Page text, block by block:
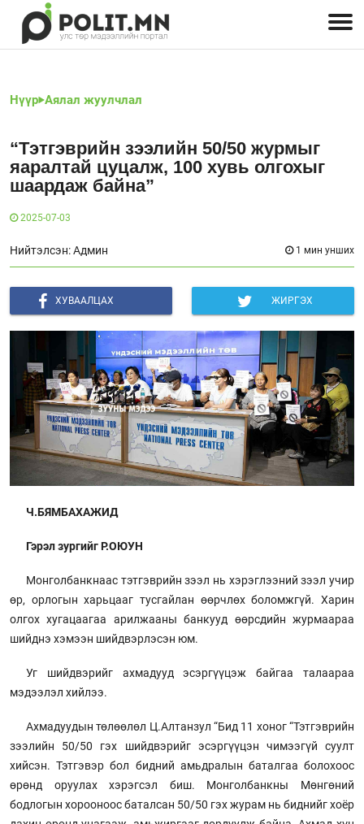
Нүүр Аялал жуулчлал
“Тэтгэврийн зээлийн 50/50 журмыг
яаралтай цуцалж, 100 хувь олгохыг
шаардаж байна”
2025-07-03
Нийтэлсэн: Админ 1 мин унших
ХУВААЛЦАХ ЖИРГЭХ
Ч.БЯМБАХАЖИД
Гэрэл зургийг Р.ОЮУН
Монголбанкнаас тэтгэврийн зээл нь хэрэглээний зээл учир
өр, орлогын харьцааг тусгайлан өөрчлөх боломжгүй. Харин
олгох хугацаагаа арилжааны банкууд өөрсдийн журмаараа
шийднэ хэмээн шийдвэрлэсэн юм.
Уг шийдвэрийг ахмадууд эсэргүүцэж байгаа талаараа
мэдээлэл хийлээ.
Ахмадуудын төлөөлөл Ц.Алтанзул “Бид 11 хоног “Тэтгэврийн
зээлийн 50/50 гэх шийдвэрийг эсэргүүцэн чимээгүй суулт
хийсэн. Тэтгэвэр бол бидний амьдралын баталгаа болохоос
өрөнд оруулах хэрэгсэл биш. Монголбанкны Мөнгөний
бодлогын хорооноос баталсан 50/50 гэх журам нь биднийг хоёр